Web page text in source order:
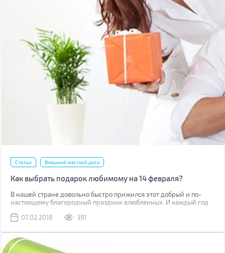
Статьи Внешний жесткий диск
Как выбрать подарок любимому на 14 февраля?
В нашей стране довольно быстро прижился этот добрый и по-
настоящему благородный праздник влюбленных. И каждый год
день. Новый гаджет всегда был и остается хорошим подарком, но
для которого вы его выбираете.
07.02.2018 391